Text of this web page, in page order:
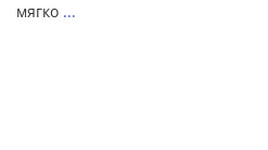
мягко ...